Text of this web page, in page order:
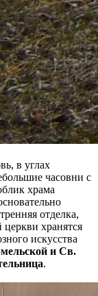
в углах
часовни с
храма
отделка,
хранятся
искусства
и Св.
.